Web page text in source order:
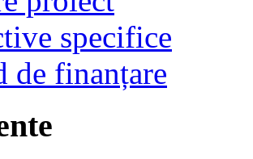
specifice
de finanțare